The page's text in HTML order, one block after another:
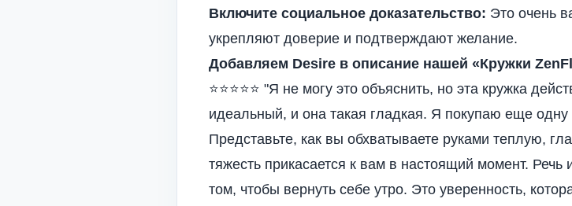
Включите социальное доказательство: Это очень
укрепляют доверие и подтверждают желание.
Добавляем Desire в описание нашей «Кружки
⭐⭐⭐⭐⭐ "Я не могу это объяснить, но эта кружка
идеальный, и она такая гладкая. Я покупаю еще
Представьте, как вы обхватываете руками теплую,
тяжесть прикасается к вам в настоящий момент. Речь
том, чтобы вернуть себе утро. Это уверенность,